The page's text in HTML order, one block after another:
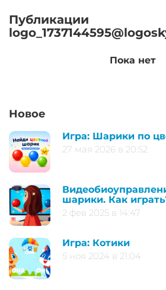
Публикации
Пока нет
Новое
Игра: Шарики по
27 мая 2026 в 20:52
шарики. Как
2 фев 2025 в 14:47
Игра: Котики
5 ноя 2024 в 21:04